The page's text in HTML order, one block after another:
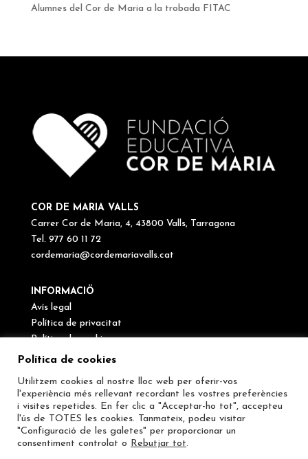
Alumnes del Cor de Maria a la trobada FITAC
COR DE MARIA VALLS
Carrer Cor de Maria, 4, 43800 Valls, Tarragona
Tel. 977 60 11 72
cordemaria@cordemariavalls.cat
INFORMACIÖ
Avís legal
Política de privacitat
Política de cookies
Canal de denúncies
SEGUEIX-NOS
Política de cookies
Utilitzem cookies al nostre lloc web per oferir-vos
l'experiència més rellevant recordant les vostres preferències
i visites repetides. En fer clic a "Acceptar-ho tot", accepteu
l'ús de TOTES les cookies. Tanmateix, podeu visitar
"Configuració de les galetes" per proporcionar un
consentiment controlat o Rebutjar tot.